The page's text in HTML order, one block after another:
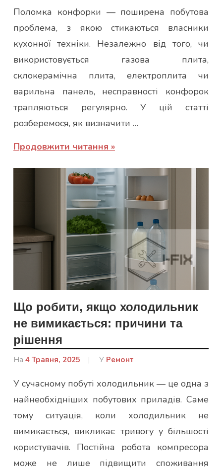
Юлія
Поломка конфорки — поширена побутова
проблема, з якою стикаються власники
кухонної техніки. Незалежно від того, чи
використовується газова плита,
склокерамічна плита, електроплита чи
варильна панель, несправності конфорок
трапляються регулярно. У цій статті
розберемося, як визначити …
Продовжити читання
Що робити, якщо холодильник
не вимикається: причини та
рішення
На 4 Травня, 2025
Від
Аліна
У Ремонт
У сучасному побуті холодильник — це одна з
найнеобхідніших побутових приладів. Саме
тому ситуація, коли холодильник не
вимикається, викликає тривогу у більшості
користувачів. Постійна робота компресора
може не лише підвищити споживання